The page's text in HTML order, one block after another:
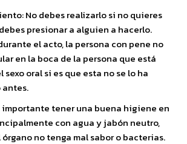
No debes realizarlo si no quieres
presionar a alguien a hacerlo.
el acto, la persona con pene no
en la boca de la persona que está
sexo oral si es que esta no se lo ha
importante tener una buena higiene en
con agua y jabón neutro,
no tenga mal sabor o bacterias.